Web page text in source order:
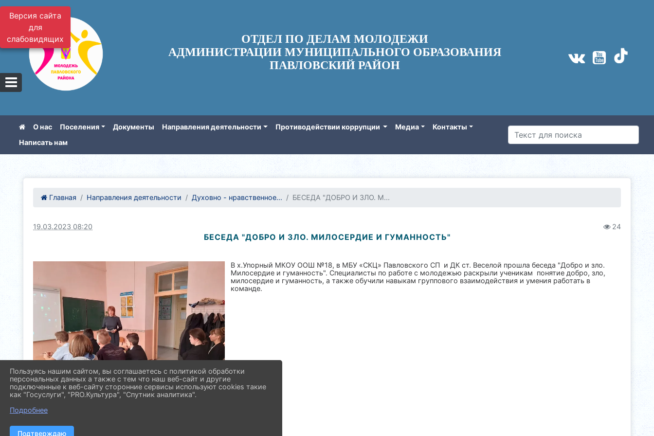
Версия сайта
для
слабовидящих
ОТДЕЛ ПО ДЕЛАМ МОЛОДЕЖИ
АДМИНИСТРАЦИИ МУНИЦИПАЛЬНОГО ОБРАЗОВАНИЯ
ПАВЛОВСКИЙ РАЙОН
О нас Поселения Документы Направления деятельности Противодействии коррупции Медиа
Контакты
Написать нам
Главная Направления деятельности Духовно - нравственное... БЕСЕДА "ДОБРО И ЗЛО. М...
19.03.2023 08:20 24
БЕСЕДА "ДОБРО И ЗЛО. МИЛОСЕРДИЕ И ГУМАННОСТЬ"
В х.Упорный МКОУ ООШ №18, в МБУ «СКЦ» Павловского СП и ДК ст. Веселой прошла беседа "Добро и зло.
Милосердие и гуманность". Специалисты по работе с молодежью раскрыли ученикам понятие добро, зло,
милосердие и гуманность, а также обучили навыкам группового взаимодействия и умения работать в
команде.
Пользуясь нашим сайтом, вы соглашаетесь с политикой обработки
персональных данных а также с тем что наш веб-сайт и другие
подключенные к веб-сайту сторонние сервисы используют cookies такие
как "Госуслуги", "PRO.Культура", "Спутник аналитика".
Подробнее
Подтверждаю